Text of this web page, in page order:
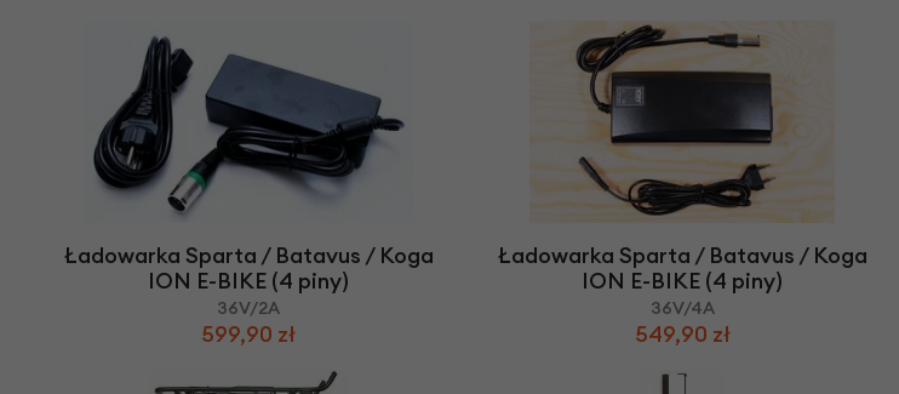
Ładowarka Sparta / Batavus / Koga
ION E-BIKE (4 piny)
36V/2A
599,90 zł
Ładowarka Sparta / Batavus / Koga
ION E-BIKE (4 piny)
36V/4A
549,90 zł